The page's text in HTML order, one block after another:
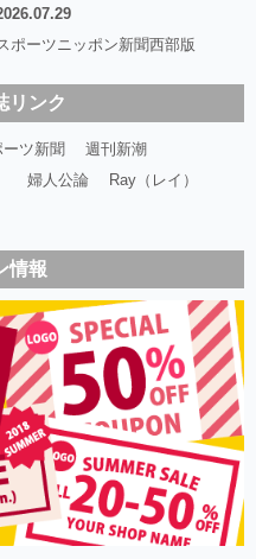
ポーツニッポン新聞西部版
リンク
ツ新聞
週刊新潮
婦人公論
Ray（レイ）
情報